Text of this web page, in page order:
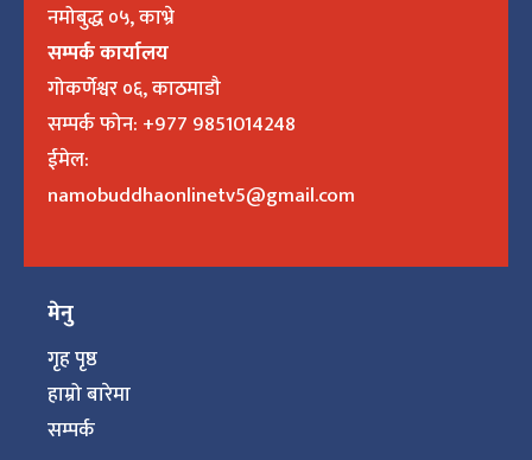
नमोबुद्ध ०५, काभ्रे
सम्पर्क कार्यालय
गोकर्णेश्वर ०६, काठमाडौ
सम्पर्क फोन: +977 9851014248
ईमेल:
namobuddhaonlinetv5@gmail.com
मेनु
गृह पृष्ठ
हाम्रो बारेमा
सम्पर्क